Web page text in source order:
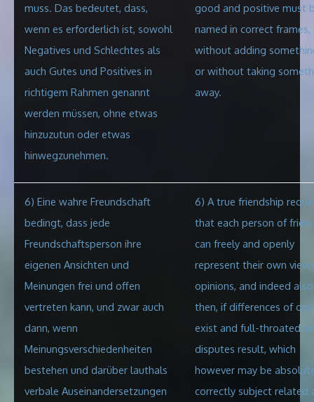
muss. Das bedeutet, dass,
wenn es erforderlich ist, sowohl
Negatives und Schlechtes als
auch Gutes und Positives in
richtigem Rahmen genannt
werden müssen, ohne etwas
hinzuzutun oder etwas
hinwegzunehmen.
good and positive must
named in correct frames,
without adding
or without taking
away.
6) Eine wahre Freundschaft
bedingt, dass jede
Freundschaftsperson ihre
eigenen Ansichten und
Meinungen frei und offen
vertreten kann, und zwar auch
dann, wenn
Meinungsverschiedenheiten
bestehen und darüber lauthals
verbale Auseinandersetzungen
6) A true friendship
that each person of
can freely and openly
represent their own
opinions, and indeed also
then, if differences of
exist and full-throated
disputes result, which
however may be
correctly subject related